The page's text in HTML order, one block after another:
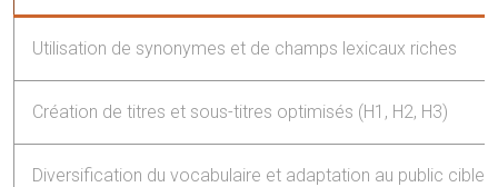
Utilisation de synonymes et de champs lexicaux riches
Création de titres et sous-titres optimisés (H1, H2, H3)
Diversification du vocabulaire et adaptation au public cible